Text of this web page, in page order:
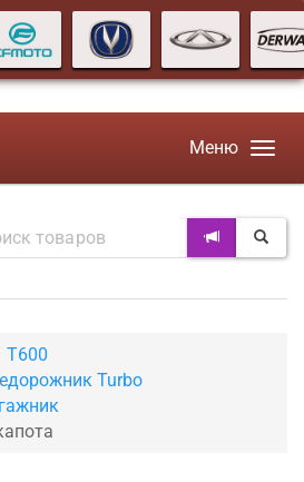
Меню
T600
Turbo